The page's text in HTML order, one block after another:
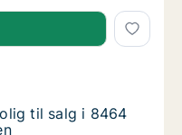
til salg i 8464
i 8464 Galten,
til salg i 8464
til salg i 8464